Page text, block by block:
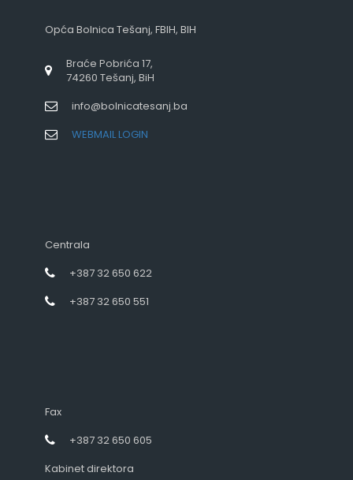
Opća Bolnica Tešanj, FBIH, BIH
Braće Pobrića 17,
74260 Tešanj, BiH
info@bolnicatesanj.ba
WEBMAIL LOGIN
Centrala
+387 32 650 622
+387 32 650 551
Fax
+387 32 650 605
Kabinet direktora